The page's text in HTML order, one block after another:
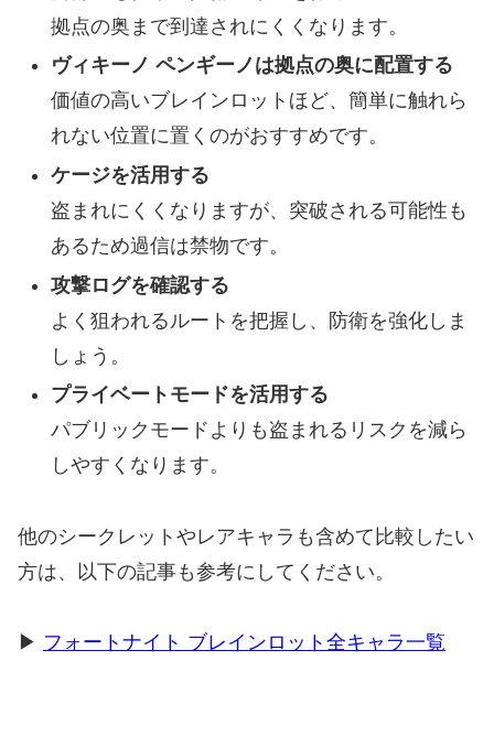
拠点の奥まで到達されにくくなります。
ヴィキーノ ペンギーノは拠点の奥に配置する
価値の高いブレインロットほど、簡単に触れら
れない位置に置くのがおすすめです。
ケージを活用する
盗まれにくくなりますが、突破される可能性も
あるため過信は禁物です。
攻撃ログを確認する
よく狙われるルートを把握し、防衛を強化しま
しょう。
プライベートモードを活用する
パブリックモードよりも盗まれるリスクを減ら
しやすくなります。
他のシークレットやレアキャラも含めて比較したい
方は、以下の記事も参考にしてください。
▶ フォートナイト ブレインロット全キャラ一覧